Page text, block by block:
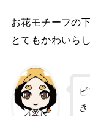
お花モチーフの
とてもかわいら
き